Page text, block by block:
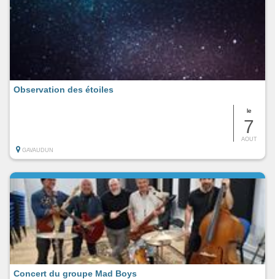
le
7
AOUT
Observation des étoiles
GAVAUDUN
Concert du groupe Mad Boys